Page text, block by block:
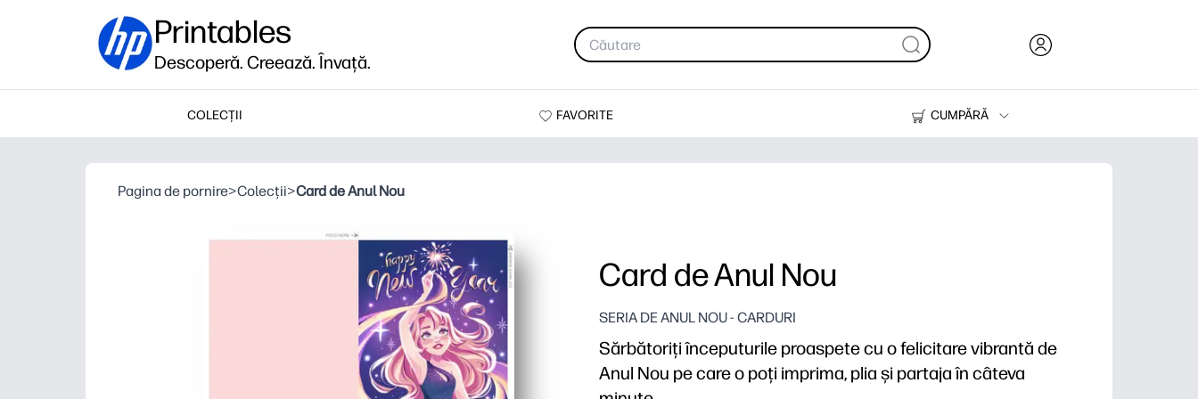
Printables
Descoperă. Creează. Învață.
COLECȚII FAVORITE
CUMPĂRĂ
Imprimante
Pagina de pornire>Colecții>Card de Anul Nou
Card de Anul Nou
SERIA DE ANUL NOU - CARDURI
Sărbătoriți începuturile proaspete cu o felicitare vibrantă de
Anul Nou pe care o poți imprima, plia și partaja în câteva